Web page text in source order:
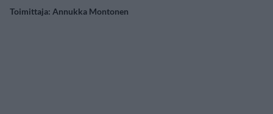
Toimittaja: Annukka Montonen